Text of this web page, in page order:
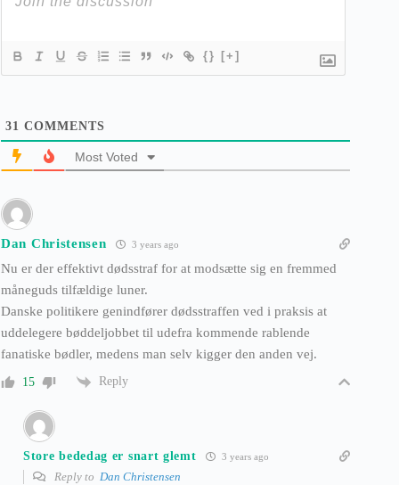
{} [+]
31 COMMENTS
Most Voted
Dan Christensen 3 years ago
Nu er der effektivt dødsstraf for at modsætte sig en fremmed
måneguds tilfældige luner.
Danske politikere genindfører dødsstraffen ved i praksis at
uddelegere bøddeljobbet til udefra kommende rablende
fanatiske bødler, medens man selv kigger den anden vej.
15 Reply
Store bededag er snart glemt 3 years ago
Reply to Dan Christensen